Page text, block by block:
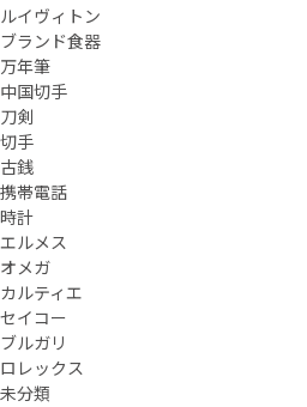
ルイヴィトン
ブランド食器
万年筆
中国切手
刀剣
切手
古銭
携帯電話
時計
エルメス
オメガ
カルティエ
セイコー
ブルガリ
ロレックス
未分類